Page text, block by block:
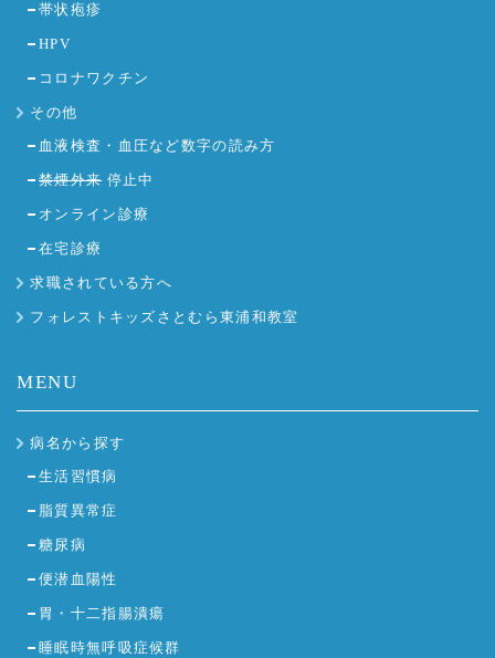
帯状疱疹
HPV
コロナワクチン
その他
血液検査・血圧など数字の読み方
禁煙外来停止中
オンライン診療
在宅診療
求職されている方へ
フォレストキッズさとむら東浦和教室
MENU
病名から探す
生活習慣病
脂質異常症
糖尿病
便潜血陽性
胃・十二指腸潰瘍
睡眠時無呼吸症候群